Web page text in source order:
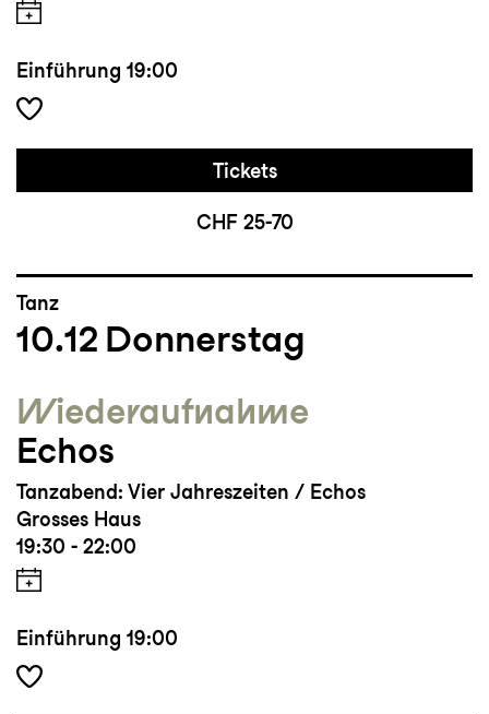
Einführung 19:00
Tickets
CHF 25-70
Tanz
10.12 Donnerstag
Wieder­aufnahme
Echos
Tanzabend: Vier Jahreszeiten / Echos
Grosses Haus
19:30 - 22:00
Einführung 19:00